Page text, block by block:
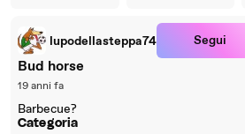
lupodellasteppa74 Segui
Bud horse
19 anni fa
Barbecue?
Categoria